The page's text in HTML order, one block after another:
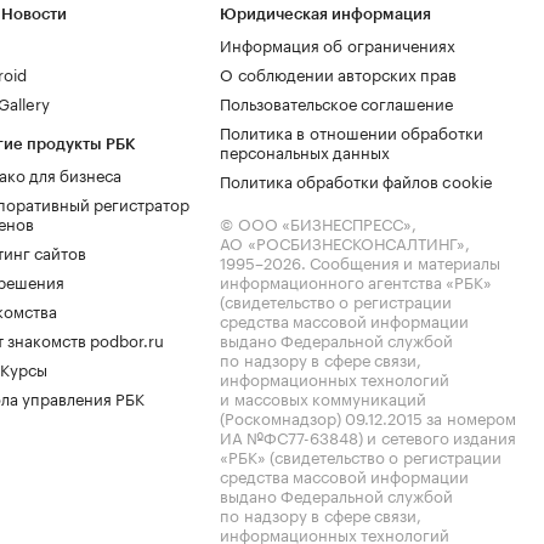
продукты РБК
для бизнеса
регистратор
сайтов
знакомств podbor.ru
управления РБК
Юридическая информация
Информация об ограничениях
О соблюдении авторских прав
Пользовательское соглашение
Политика в отношении обработки
персональных данных
Политика обработки файлов cookie
© ООО «БИЗНЕСПРЕСС»,
АО «РОСБИЗНЕСКОНСАЛТИНГ»,
1995–2026. Сообщения и материалы
информационного агентства «РБК»
(свидетельство о регистрации
средства массовой информации
выдано Федеральной службой
по надзору в сфере связи,
информационных технологий
и массовых коммуникаций
(Роскомнадзор) 09.12.2015 за номером
ИА №ФС77-63848) и сетевого издания
«РБК» (свидетельство о регистрации
средства массовой информации
выдано Федеральной службой
по надзору в сфере связи,
информационных технологий